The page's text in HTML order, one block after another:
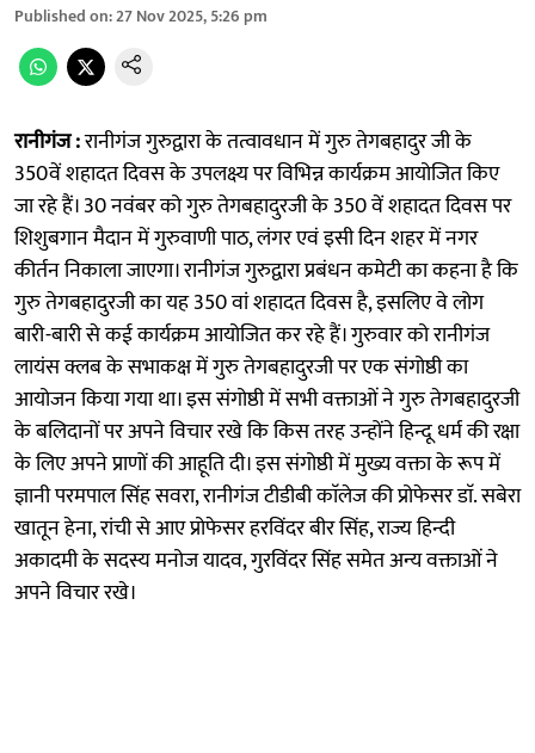
Published on:27 Nov 2025, 5:26 pm
रानीगंज :रानीगंज गुरुद्वारा के तत्वावधान में गुरु तेगबहादुर जी के
350वें शहादत दिवस के उपलक्ष्य पर विभिन्न कार्यक्रम आयोजित किए
जा रहे हैं। 30 नवंबर को गुरु तेगबहादुरजी के 350 वें शहादत दिवस पर
शिशुबगान मैदान में गुरुवाणी पाठ, लंगर एवं इसी दिन शहर में नगर
कीर्तन निकाला जाएगा। रानीगंज गुरुद्वारा प्रबंधन कमेटी का कहना है कि
गुरु तेगबहादुरजी का यह 350 वां शहादत दिवस है, इसलिए वे लोग
बारी-बारी से कई कार्यक्रम आयोजित कर रहे हैं। गुरुवार को रानीगंज
लायंस क्लब के सभाकक्ष में गुरु तेगबहादुरजी पर एक संगोष्ठी का
आयोजन किया गया था। इस संगोष्ठी में सभी वक्ताओं ने गुरु तेगबहादुरजी
के बलिदानों पर अपने विचार रखे कि किस तरह उन्होंने हिन्दू धर्म की रक्षा
के लिए अपने प्राणों की आहूति दी। इस संगोष्ठी में मुख्य वक्ता के रूप में
ज्ञानी परमपाल सिंह सवरा, रानीगंज टीडीबी काॅलेज की प्रोफेसर डाॅ. सबेरा
खातून हेना, रांची से आए प्रोफेसर हरविंदर बीर सिंह, राज्य हिन्दी
अकादमी के सदस्य मनोज यादव, गुरविंदर सिंह समेत अन्य वक्ताओं ने
अपने विचार रखे।